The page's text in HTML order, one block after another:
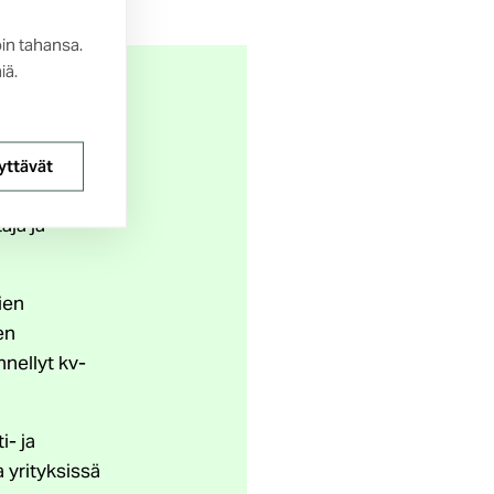
tahansa.
ja
kv-
ja
yrityksissä